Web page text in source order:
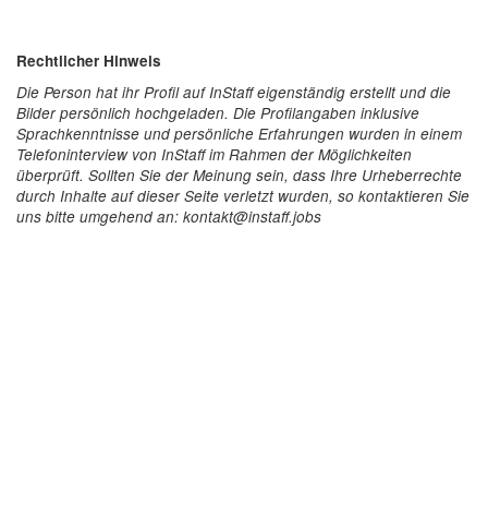
Rechtlicher Hinweis
Die Person hat ihr Profil auf InStaff eigenständig erstellt und die
Bilder persönlich hochgeladen. Die Profilangaben inklusive
Sprachkenntnisse und persönliche Erfahrungen wurden in einem
Telefoninterview von InStaff im Rahmen der Möglichkeiten
überprüft. Sollten Sie der Meinung sein, dass Ihre Urheberrechte
durch Inhalte auf dieser Seite verletzt wurden, so kontaktieren Sie
uns bitte umgehend an: kontakt@instaff.jobs